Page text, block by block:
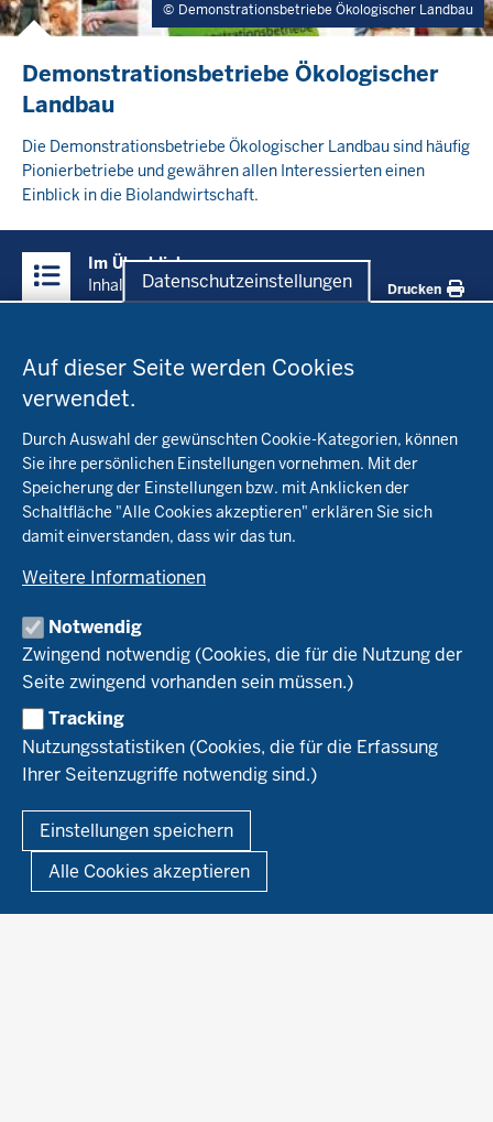
Datenschutzeinstellungen
Auf dieser Seite werden Cookies
verwendet.
Durch Auswahl der gewünschten Cookie-Kategorien, können
Sie ihre persönlichen Einstellungen vornehmen. Mit der
Speicherung der Einstellungen bzw. mit Anklicken der
Schaltfläche "Alle Cookies akzeptieren" erklären Sie sich
damit einverstanden, dass wir das tun.
Weitere Informationen
Notwendig
Zwingend notwendig (Cookies, die für die Nutzung der
Seite zwingend vorhanden sein müssen.)
Tracking
Nutzungsstatistiken (Cookies, die für die Erfassung
Ihrer Seitenzugriffe notwendig sind.)
Einstellungen speichern
Alle Cookies akzeptieren
Demonstrationsbetriebe Ökologischer Landbau
Demonstrationsbetriebe Ökologischer
Landbau
Die Demonstrationsbetriebe Ökologischer Landbau sind häufig
Pionierbetriebe und gewähren allen Interessierten einen
Einblick in die Biolandwirtschaft.
Inhalte
Im Überblick
Inhalt
Drucken
in
der
Fachinfo
Öko-Modellregionen NRW
Pflanzenbau
Tierhaltung
Markt
Umstellung
Recht
Beratung
Bioland
Naturland
Versuche
Leitbetriebe Ökologischer Landbau
Versuchsbetriebe
WRRL-Modellbetriebe
Kontakte Versuchswesen
Aktuelles
Arbeitsschwerpunkte
Material & Kontakt
Ökoschule in Kleve
Ausbildungsbetriebe
Berufsausbildung
Forschung
Projekte Ökoteam
Forschungsergebnisse
Service
Kontakt
Newsletter
Demonstrationsbetriebe Ökologischer Landbau
Links
Fußzeile
Impressum Datenschutzerklärung